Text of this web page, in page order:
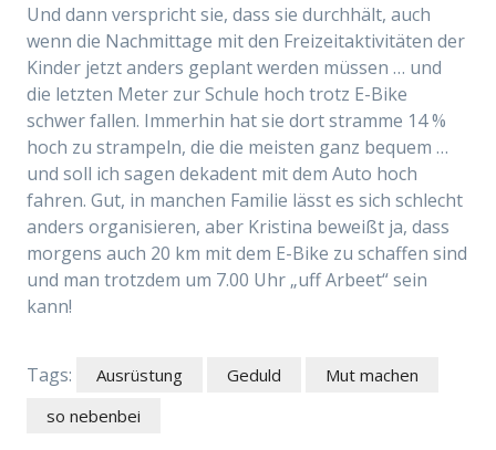
Und dann verspricht sie, dass sie durchhält, auch
wenn die Nachmittage mit den Freizeitaktivitäten der
Kinder jetzt anders geplant werden müssen … und
die letzten Meter zur Schule hoch trotz E-Bike
schwer fallen. Immerhin hat sie dort stramme 14 %
hoch zu strampeln, die die meisten ganz bequem …
und soll ich sagen dekadent mit dem Auto hoch
fahren. Gut, in manchen Familie lässt es sich schlecht
anders organisieren, aber Kristina beweißt ja, dass
morgens auch 20 km mit dem E-Bike zu schaffen sind
und man trotzdem um 7.00 Uhr „uff Arbeet“ sein
kann!
Tags: Ausrüstung Geduld
Mut machen
so nebenbei